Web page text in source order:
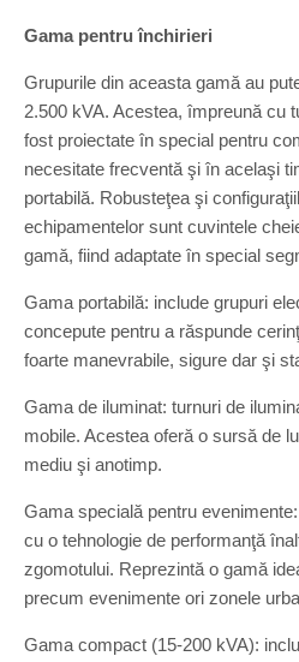
Gama pentru închirieri
Grupurile din aceasta gamă au
2.500 kVA. Acestea, împreună cu
fost proiectate în special pentru
necesitate frecventă şi în acelaşi
portabilă. Robusteţea şi
echipamentelor sunt cuvintele
gamă, fiind adaptate în special
Gama portabilă: include grupuri
concepute pentru a răspunde
foarte manevrabile, sigure dar şi
Gama de iluminat: turnuri de
mobile. Acestea oferă o sursă de
mediu şi anotimp.
Gama specială pentru
cu o tehnologie de performanţă
zgomotului. Reprezintă o gamă
precum evenimente ori zonele
Gama compact (15-200 kVA):